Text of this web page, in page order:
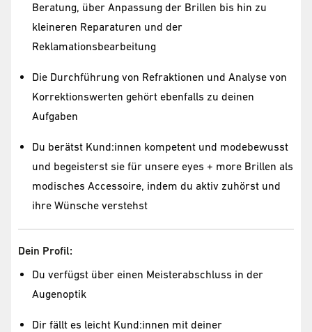
Beratung, über Anpassung der Brillen bis hin zu
kleineren Reparaturen und der
Reklamationsbearbeitung
Die Durchführung von Refraktionen und Analyse von
Korrektionswerten gehört ebenfalls zu deinen
Aufgaben
Du berätst Kund:innen kompetent und modebewusst
und begeisterst sie für unsere eyes + more Brillen als
modisches Accessoire, indem du aktiv zuhörst und
ihre Wünsche verstehst
Dein Profil:
Du verfügst über einen Meisterabschluss in der
Augenoptik
Dir fällt es leicht Kund:innen mit deiner